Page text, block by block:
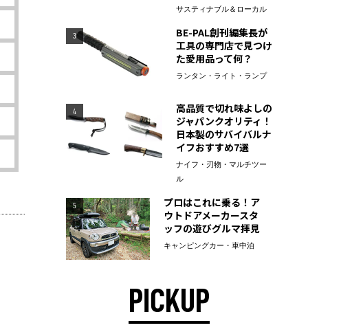
サスティナブル＆ローカル
3
BE-PAL創刊編集長が
工具の専門店で見つけ
た愛用品って何？
ランタン・ライト・ランプ
4
高品質で切れ味よしの
ジャパンクオリティ！
日本製のサバイバルナ
イフおすすめ7選
ナイフ・刃物・マルチツー
ル
5
プロはこれに乗る！ア
ウトドアメーカースタ
ッフの遊びグルマ拝見
キャンピングカー・車中泊
PICKUP